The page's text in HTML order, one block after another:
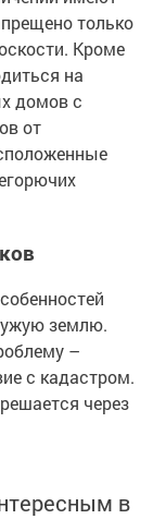
только
Кроме
на
домов с
от
землю.
–
с кадастром.
через
в